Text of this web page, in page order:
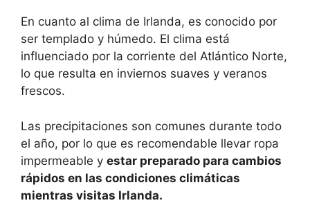
En cuanto al clima de Irlanda, es conocido por
ser templado y húmedo. El clima está
influenciado por la corriente del Atlántico Norte,
lo que resulta en inviernos suaves y veranos
frescos.
Las precipitaciones son comunes durante todo
el año, por lo que es recomendable llevar ropa
impermeable y estar preparado para cambios
rápidos en las condiciones climáticas
mientras visitas Irlanda.